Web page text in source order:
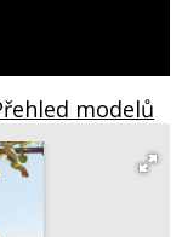
modelů